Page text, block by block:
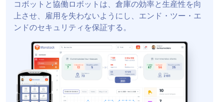
コボットと協働ロボットは、倉庫の効率と生産性を向
上させ、雇用を失わないようにし、エンド・ツー・エ
ンドのセキュリティを保証する。